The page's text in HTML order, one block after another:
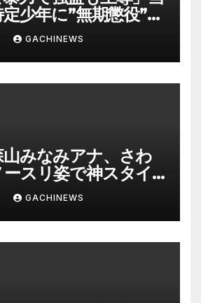
少年に”無期懲役”求
齢の若さで説明でき
だと検察が判断』
解説＞全国的に見て
ス_8月7日判決の行
GACHINEWS
みなみアナ、さわ
スリ姿で神スタイ
やかで可愛い」「最
い」(J-CASTニュー
GACHINEWS